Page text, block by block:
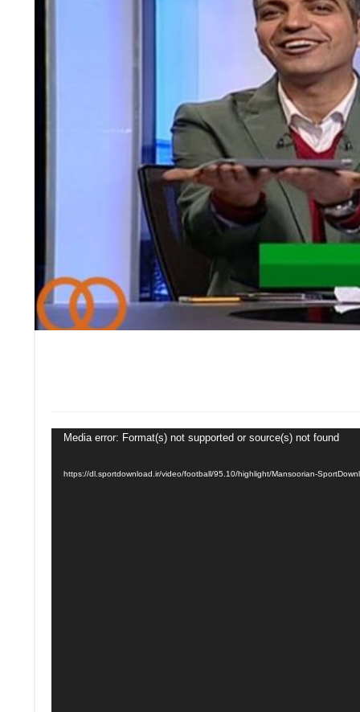
Media error: Format(s) not supported or source(s) not found